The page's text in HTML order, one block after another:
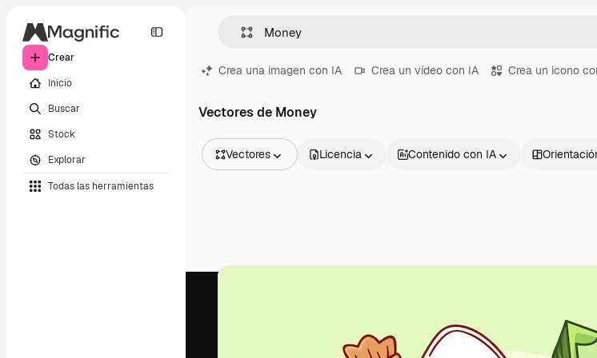
Crear
Inicio
Buscar
Stock
Explorar
Todas las herramientas
Crea una imagen con IA Crea un vídeo con IA Crea un icono
Vectores de Money
Vectores
Vídeos
Licencia Contenido con IA
Productos